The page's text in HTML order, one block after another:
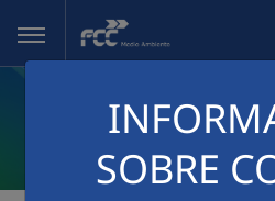
Saut au contenu principal
SOBRE